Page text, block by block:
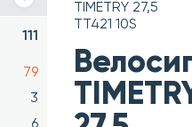
111
79
3
TIMETRY 27,5
TT421 10S